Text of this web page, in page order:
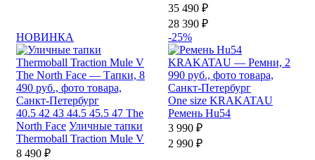
35 490 ₽
28 390 ₽
НОВИНКА
40.5 42 43 44.5 45.5 47 The
North Face Уличные тапки
Thermoball Traction Mule V
8 490 ₽
-25%
One size KRAKATAU
Ремень Hu54
3 990 ₽
2 990 ₽